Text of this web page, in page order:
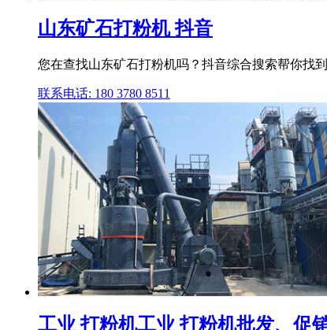
山东矿石打粉机 抖音
您在查找山东矿石打粉机吗？抖音综合搜索帮你找
联系电话: 180 3780 8511
工业 打粉机工业 打粉机批发、促